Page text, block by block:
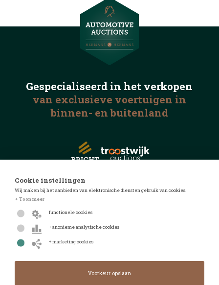
Gespecialiseerd in het verkopen
van exclusieve voertuigen in
binnen- en buitenland
© 2026 Automotive Auctions
Cookie instellingen
Wij maken bij het aanbieden van elektronische diensten gebruik van cookies.
+ Toon meer
functionele cookies
+ anonieme analytische cookies
+ marketing cookies